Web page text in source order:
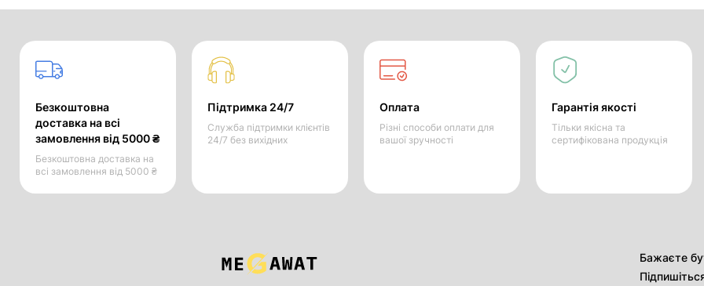
Безкоштовна
доставка на всі
замовлення від 5000 ₴
Безкоштовна доставка на
всі замовлення від 5000 ₴
Підтримка 24/7
Служба підтримки клієнтів
24/7 без вихідних
Оплата
Різні способи оплати для
вашої зручності
Гарантія якості
Тільки якісна та
сертифікована продукція
Бажаєте